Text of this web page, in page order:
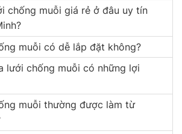
chống muỗi giá rẻ ở đâu uy tín
muỗi có dễ lắp đặt không?
lưới chống muỗi có những lợi
muỗi thường được làm từ